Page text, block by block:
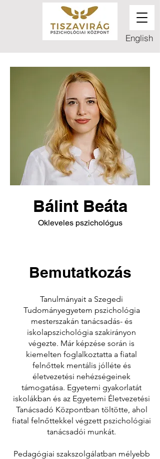
English
Bálint Beáta
Okleveles pszichológus
Bemutatkozás
Tanulmányait a Szegedi
Tudományegyetem pszichológia
mesterszakán tanácsadás- és
iskolapszichológia szakirányon
végezte. Már képzése során is
kiemelten foglalkoztatta a fiatal
felnőttek mentális jólléte és
életvezetési nehézségeinek
támogatása. Egyetemi gyakorlatát
iskolákban és az Egyetemi Életvezetési
Tanácsadó Központban töltötte, ahol
fiatal felnőttekkel végzett pszichológiai
tanácsadói munkát.
Pedagógiai szakszolgálatban mélyebb